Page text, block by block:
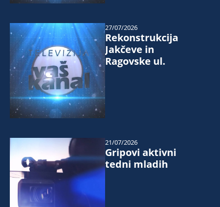
Rekonstrukcija
Jakčeve in
Ragovske ul.
27/07/2026
Gripovi aktivni
tedni mladih
21/07/2026